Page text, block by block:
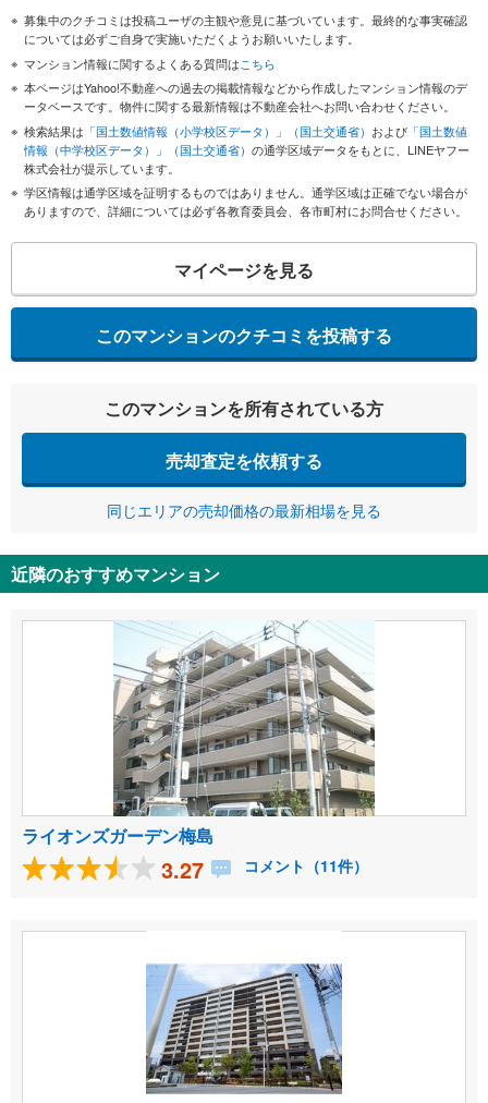
募集中のクチコミは投稿ユーザの主観や意見に基づいています。最終的な事実確認
については必ずご自身で実施いただくようお願いいたします。
マンション情報に関するよくある質問はこちら
本ページはYahoo!不動産への過去の掲載情報などから作成したマンション情報のデ
ータベースです。物件に関する最新情報は不動産会社へお問い合わせください。
検索結果は 「国土数値情報（小学校区データ）」（国土交通省） および 「国土数値
情報（中学校区データ）」（国土交通省） の通学区域データをもとに、LINEヤフー
株式会社が提示しています。
学区情報は通学区域を証明するものではありません。通学区域は正確でない場合が
ありますので、詳細については必ず各教育委員会、各市町村にお問合せください。
マイページを見る
このマンションのクチコミを投稿する
このマンションを所有されている方
売却査定を依頼する
同じエリアの売却価格の最新相場を見る
近隣のおすすめマンション
ライオンズガーデン梅島
3.27 コメント（11件）